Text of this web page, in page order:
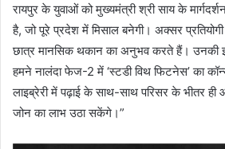
रायपुर के युवाओं को मुख्यमंत्री श्री साय के
है, जो पूरे प्रदेश में मिसाल बनेगी। अक्सर प्रतियोगी
छात्र मानसिक थकान का अनुभव करते हैं। उनकी
हमने नालंदा फेज-2 में ‘स्टडी विथ फिटनेस’ का
लाइब्रेरी में पढ़ाई के साथ-साथ परिसर के भीतर
जोन का लाभ उठा सकेंगे।”